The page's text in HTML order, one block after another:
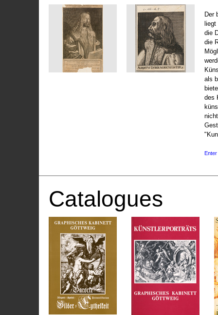
Der
die
die
als
des
Enter
Catalogues